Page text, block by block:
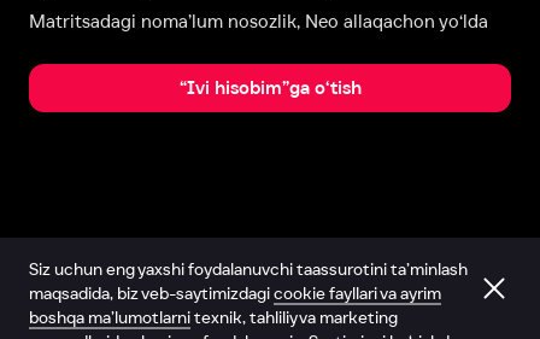
Matritsadagi noma’lum nosozlik, Neo allaqachon yo‘lda
“Ivi hisobim”ga o‘tish
Siz uchun eng yaxshi foydalanuvchi taassurotini ta’minlash
maqsadida, biz veb-saytimizdagicookie fayllari va ayrim
boshqa ma’lumotlarnitexnik, tahliliy va marketing